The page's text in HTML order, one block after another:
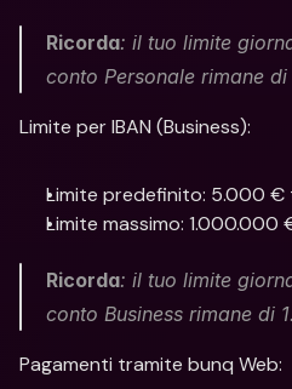
Ricorda: il tuo limite
conto Personale rimane
Limite per IBAN (Business):
Limite predefinito: 5.000 €
Limite massimo: 1.000.000
Ricorda: il tuo limite
conto Business rimane di
Pagamenti tramite bunq Web: